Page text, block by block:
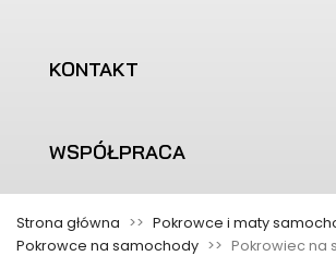
KONTAKT
WSPÓŁPRACA
Strona główna
Pokrowce i maty
Pokrowce na samochody
Pokrowiec na